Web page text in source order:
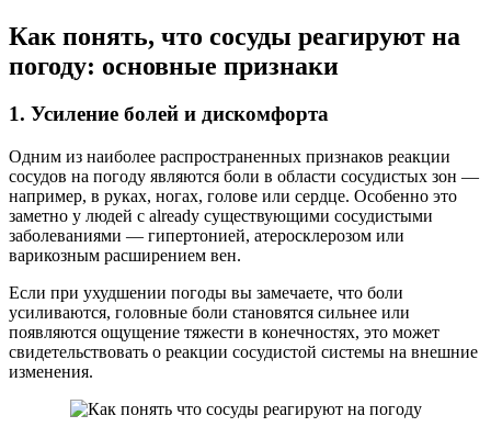
Как понять, что сосуды реагируют на
погоду: основные признаки
1. Усиление болей и дискомфорта
Одним из наиболее распространенных признаков реакции
сосудов на погоду являются боли в области сосудистых зон —
например, в руках, ногах, голове или сердце. Особенно это
заметно у людей с already существующими сосудистыми
заболеваниями — гипертонией, атеросклерозом или
варикозным расширением вен.
Если при ухудшении погоды вы замечаете, что боли
усиливаются, головные боли становятся сильнее или
появляются ощущение тяжести в конечностях, это может
свидетельствовать о реакции сосудистой системы на внешние
изменения.